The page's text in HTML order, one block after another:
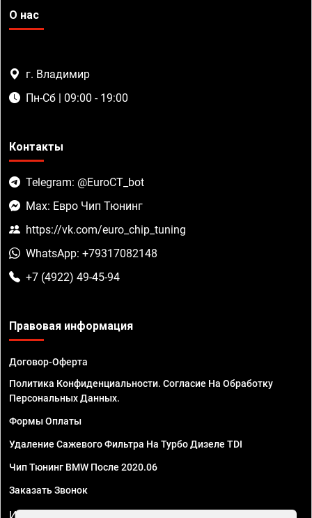
О нас
г. Владимир
Пн-Сб | 09:00 - 19:00
Контакты
Telegram: @EuroCT_bot
Max: Евро Чип Тюнинг
https://vk.com/euro_chip_tuning
WhatsApp: +79317082148
+7 (4922) 49-45-94
Правовая информация
Договор-Оферта
Политика Конфиденциальности. Согласие На Обработку
Персональных Данных.
Формы Оплаты
Удаление Сажевого Фильтра На Турбо Дизеле TDI
Чип Тюнинг BMW После 2020.06
Заказать Звонок